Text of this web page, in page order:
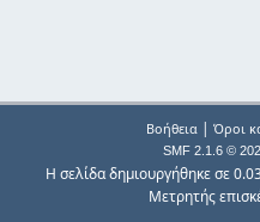
Βοήθεια| Όροι
SMF 2.1.6 ©
Η σελίδα δημιουργήθηκε σε
Μετρητής